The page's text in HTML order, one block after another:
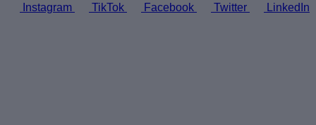
Instagram
TikTok Facebook Twitter LinkedIn